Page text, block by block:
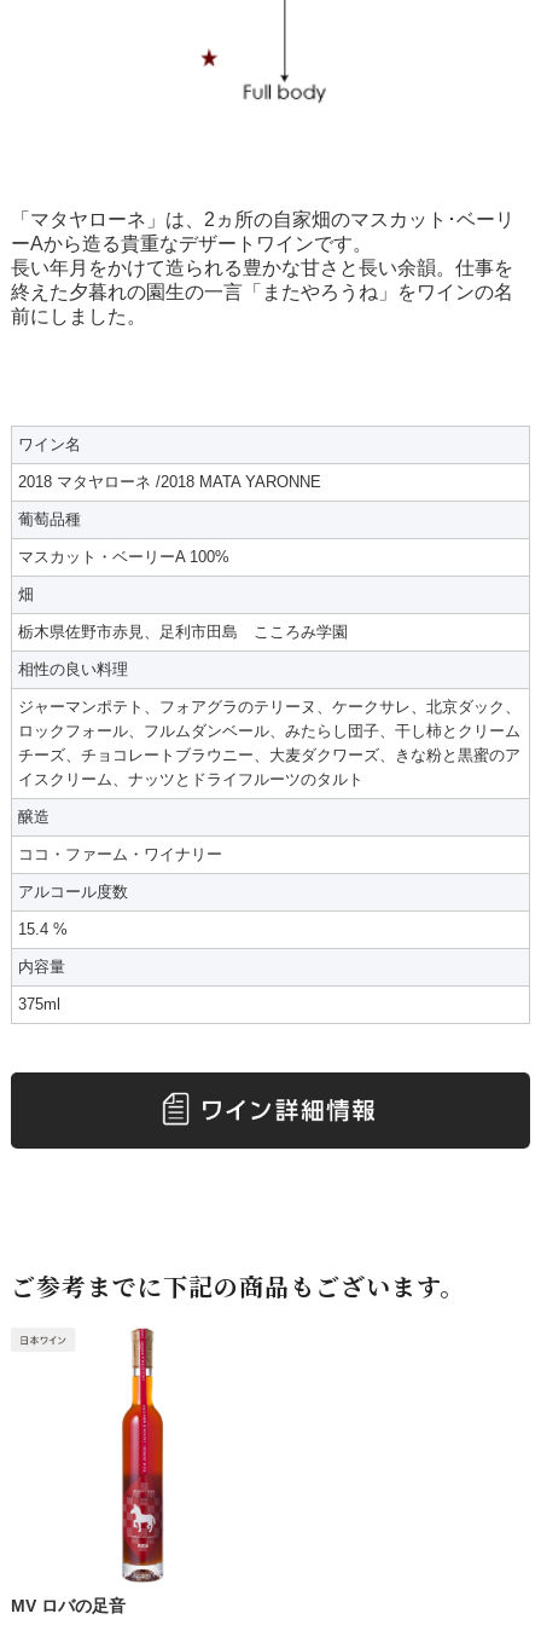
「マタヤローネ」は、2ヵ所の自家畑のマスカット･ベーリ
ーAから造る貴重なデザートワインです。
長い年月をかけて造られる豊かな甘さと長い余韻。仕事を
終えた夕暮れの園生の一言「またやろうね」をワインの名
前にしました。
ワイン名
2018 マタヤローネ /2018 MATA YARONNE
葡萄品種
マスカット・ベーリーA 100%
畑
栃木県佐野市赤見、足利市田島 こころみ学園
相性の良い料理
ジャーマンポテト、フォアグラのテリーヌ、ケークサレ、北京ダック、
ロックフォール、フルムダンベール、みたらし団子、干し柿とクリーム
チーズ、チョコレートブラウニー、大麦ダクワーズ、きな粉と黒蜜のア
イスクリーム、ナッツとドライフルーツのタルト
醸造
ココ・ファーム・ワイナリー
アルコール度数
15.4 %
内容量
375ml
ご参考までに下記の商品もございます。
MV ロバの足音